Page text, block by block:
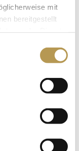
mit
bereitgestellt